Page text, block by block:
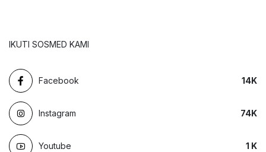
IKUTI SOSMED KAMI
Facebook 14K
Instagram 74K
Youtube 1 K